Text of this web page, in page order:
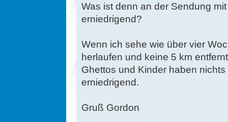
Was ist denn an der Sendung
erniedrigend?
Wenn ich sehe wie über vier
herlaufen und keine 5 km
Ghettos und Kinder haben
erniedrigend.
Gruß Gordon